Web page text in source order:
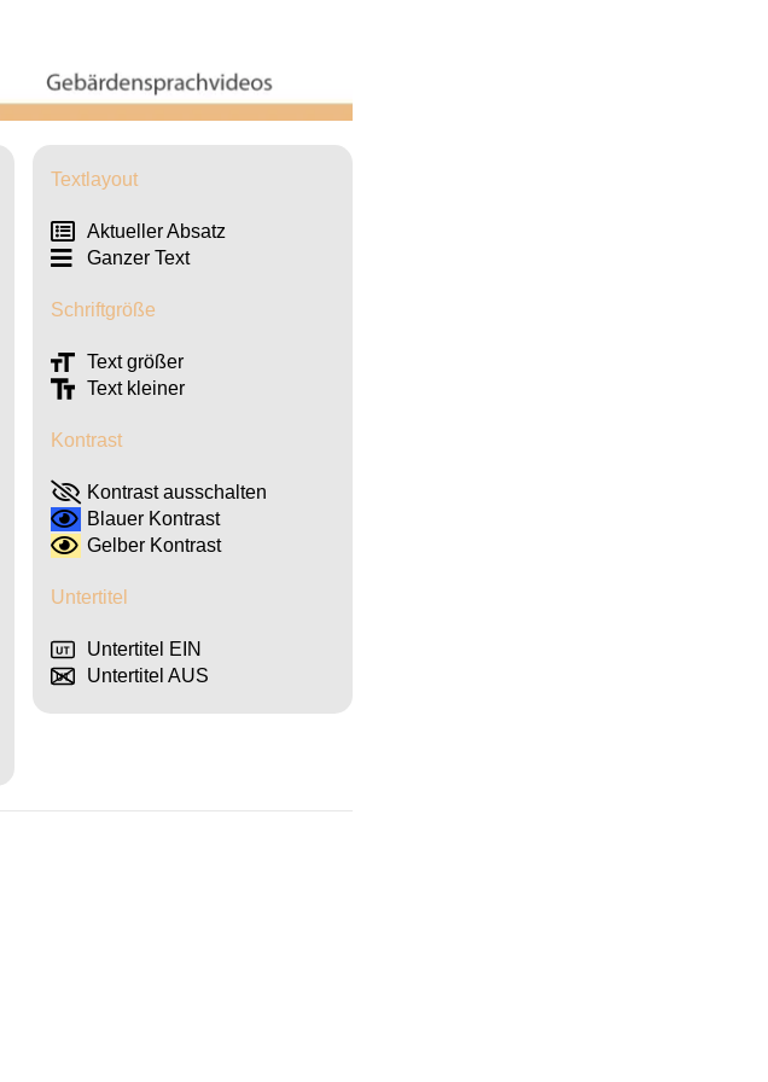
Textlayout
Aktueller Absatz
Ganzer Text
Schriftgröße
Text größer
Text kleiner
Kontrast
Kontrast ausschalten
Blauer Kontrast
Gelber Kontrast
Untertitel
Untertitel EIN
Untertitel AUS